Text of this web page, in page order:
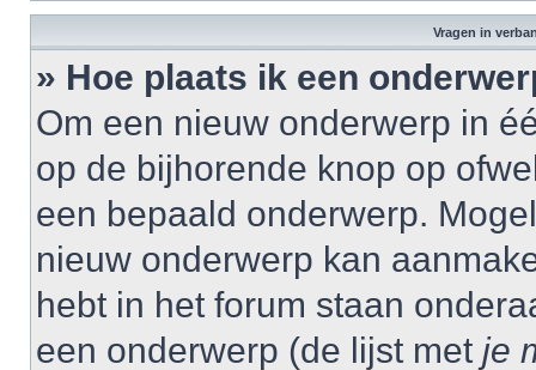
Vragen in
» Hoe plaats ik een
Om een nieuw onderwerp in
op de bijhorende knop op
een bepaald onderwerp.
nieuw onderwerp kan
hebt in het forum staan
een onderwerp (de lijst met je